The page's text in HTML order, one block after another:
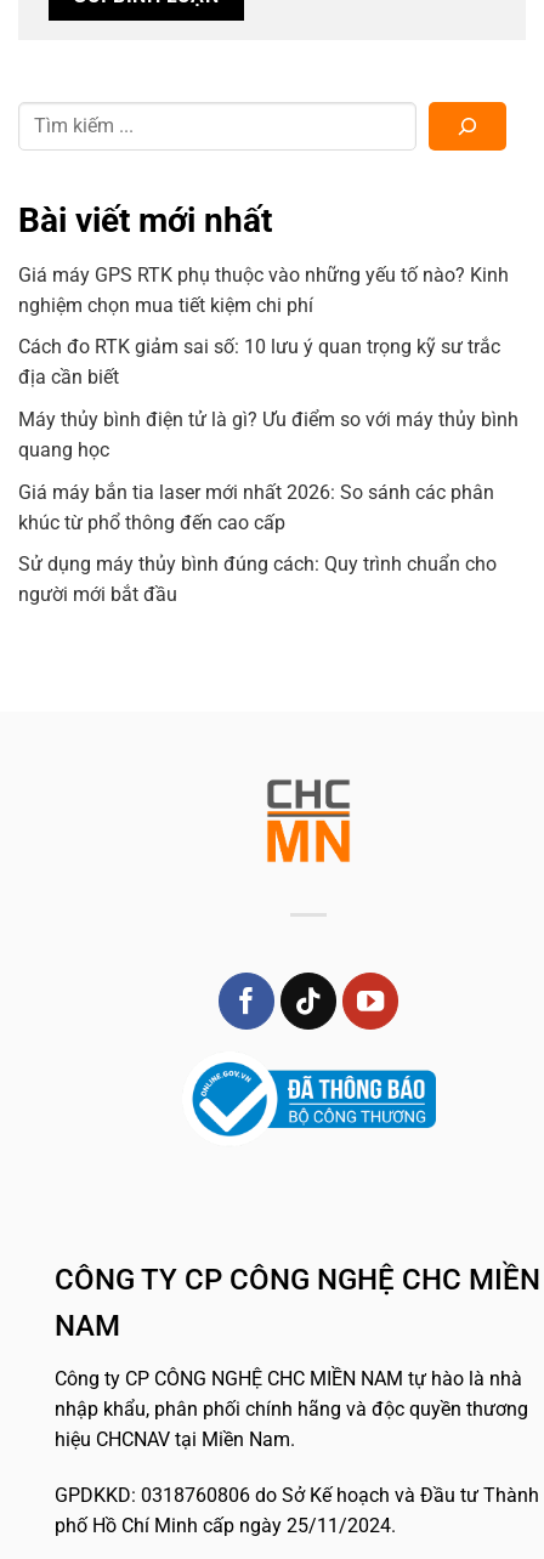
Bài viết mới nhất
Giá máy GPS RTK phụ thuộc vào những yếu tố nào? Kinh
nghiệm chọn mua tiết kiệm chi phí
Cách đo RTK giảm sai số: 10 lưu ý quan trọng kỹ sư trắc
địa cần biết
Máy thủy bình điện tử là gì? Ưu điểm so với máy thủy bình
quang học
Giá máy bắn tia laser mới nhất 2026: So sánh các phân
khúc từ phổ thông đến cao cấp
Sử dụng máy thủy bình đúng cách: Quy trình chuẩn cho
người mới bắt đầu
CÔNG TY CP CÔNG NGHỆ CHC MIỀN
NAM
Công ty CP CÔNG NGHỆ CHC MIỀN NAM tự hào là nhà
nhập khẩu, phân phối chính hãng và độc quyền thương
hiệu CHCNAV tại Miền Nam.
GPDKKD: 0318760806 do Sở Kế hoạch và Đầu tư Thành
phố Hồ Chí Minh cấp ngày 25/11/2024.